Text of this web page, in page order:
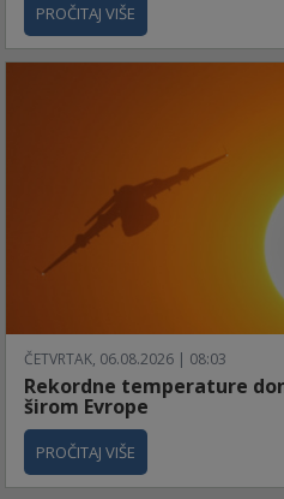
PROČITAJ VIŠE
ČETVRTAK, 06.08.2026 | 08:03
Rekordne temperature
širom Evrope
PROČITAJ VIŠE